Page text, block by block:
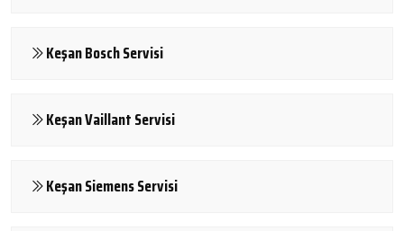
Keşan Bosch Servisi
Keşan Vaillant Servisi
Keşan Siemens Servisi